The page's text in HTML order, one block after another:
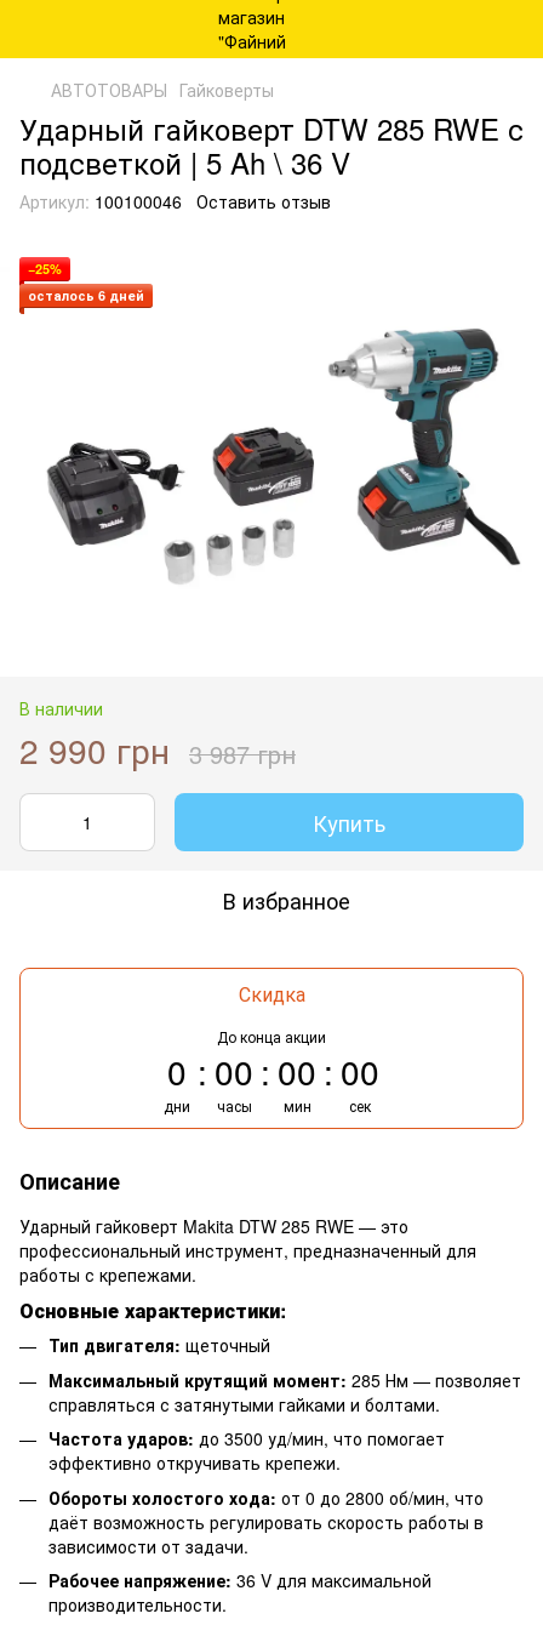
АВТОТОВАРЫ Гайковерты
Ударный гайковерт DTW 285 RWE с
подсветкой | 5 Ah \ 36 V
Артикул: 100100046 Оставить отзыв
−25%
осталось 6 дней
В наличии
2 990 грн 3 987 грн
Купить
В избранное
Скидка
До конца акции
0
дни
00
часы
00
мин
00
сек
Описание
Ударный гайковерт Makita DTW 285 RWE — это
профессиональный инструмент, предназначенный для
работы с крепежами.
Основные характеристики:
Тип двигателя: щеточный
Максимальный крутящий момент: 285 Нм — позволяет
справляться с затянутыми гайками и болтами.
Частота ударов: до 3500 уд/мин, что помогает
эффективно откручивать крепежи.
Обороты холостого хода: от 0 до 2800 об/мин, что
даёт возможность регулировать скорость работы в
зависимости от задачи.
Рабочее напряжение: 36 V для максимальной
производительности.